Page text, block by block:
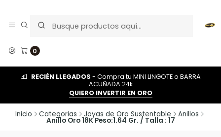
0
RECIÉN LLEGADOS - Compra tu MINI LINGOTE o BARRA
ACUÑADA 24k
QUIERO INVERTIR EN ORO
Inicio Categorias Joyas de Oro Sustentable Anillos
Anillo Oro 18K Peso:1.64 Gr. / Talla : 17